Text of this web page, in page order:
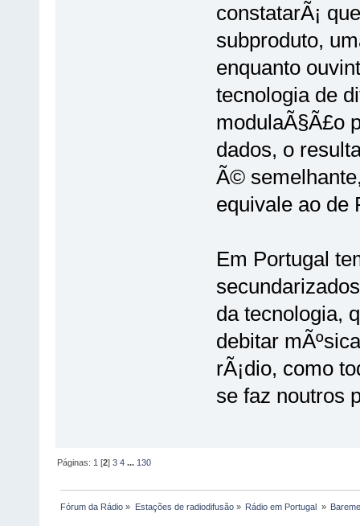
constatarÃ¡
subproduto,
enquanto
tecnologia de
modulaÃ§Ã£o
dados, o
Ã©
equivale ao de
Em Portugal
da tecnologia,
debitar
rÃ¡dio, como
se faz noutros
Páginas: 1 [2]3 4 ... 130
Fórum da Rádio » Estações de radiodifusão» Rádio em Portugal »